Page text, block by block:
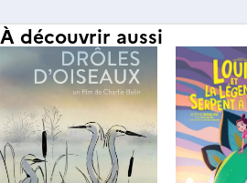
À découvrir aussi